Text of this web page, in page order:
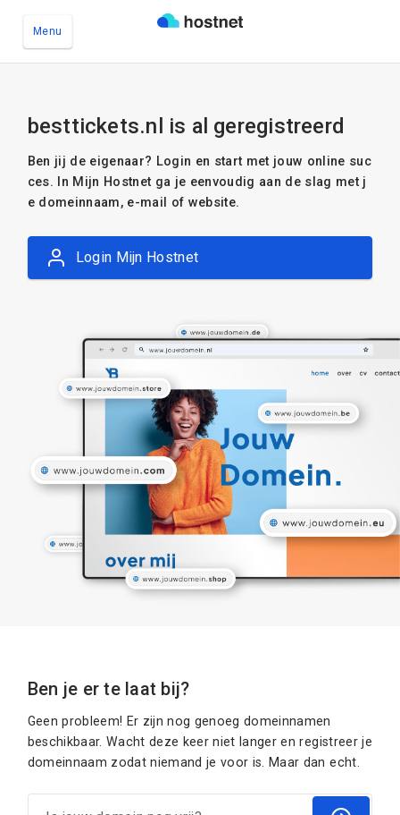
Menu
besttickets.nl is al geregistreerd
Ben jij de eigenaar? Login en start met jouw online suc
ces. In Mijn Hostnet ga je eenvoudig aan de slag met j
e domeinnaam, e-mail of website.
Login Mijn Hostnet
Ben je er te laat bij?
Geen probleem! Er zijn nog genoeg domeinnamen
beschikbaar. Wacht deze keer niet langer en registreer je
domeinnaam zodat niemand je voor is. Maar dan echt.